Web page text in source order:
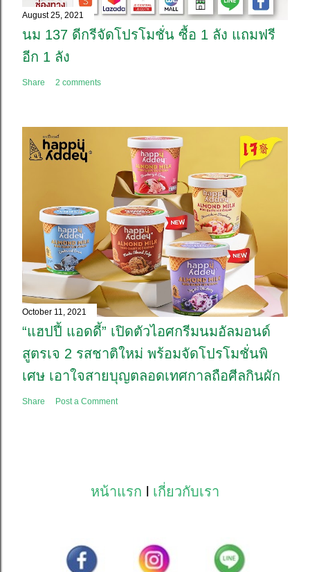
August 25, 2021
นม 137 ดีกรีจัดโปรโมชั่น ซื้อ 1 ลัง แถมฟรี
อีก 1 ลัง
Share 2 comments
October 11, 2021
“แฮปปี้ แอดดี้” เปิดตัวไอศกรีมนมอัลมอนด์
สูตรเจ 2 รสชาติใหม่ พร้อมจัดโปรโมชั่นพิ
เศษ เอาใจสายบุญตลอดเทศกาลถือศีลกินผัก
Share Post a Comment
หน้าแรก เกี่ยวกับเรา